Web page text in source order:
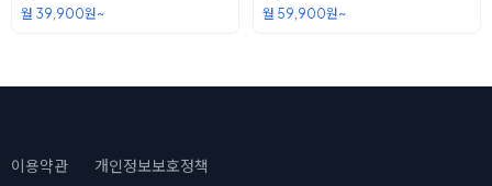
월 39,900원~
월 59,900원~
이용약관 개인정보보호정책